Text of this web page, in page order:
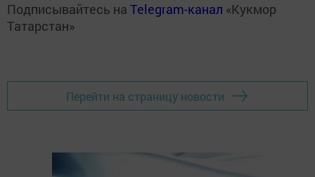
Подписывайтесь на Telegram-канал «Кукмор
Татарстан»
Перейти на страницу новости